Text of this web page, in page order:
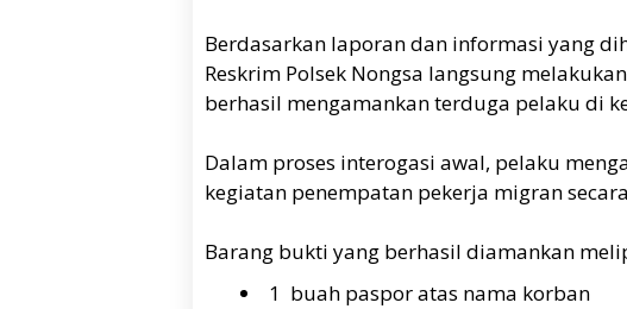
Berdasarkan laporan dan informasi yang
Reskrim Polsek Nongsa langsung
berhasil mengamankan terduga pelaku di
Dalam proses interogasi awal, pelaku
kegiatan penempatan pekerja migran
Barang bukti yang berhasil diamankan
1 buah paspor atas nama korban